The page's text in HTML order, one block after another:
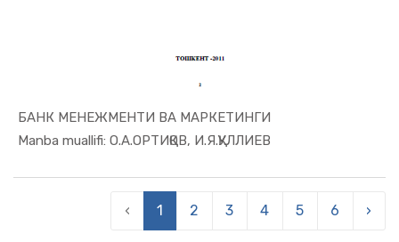
БАНК МЕНЕЖМЕНТИ ВА МАРКЕТИНГИ
Manba muallifi: О.А.ОРТИҚОВ, И.Я.ҚУЛЛИЕВ
In Xizmat ...
‹ 1 2 3 4 5 6 ›